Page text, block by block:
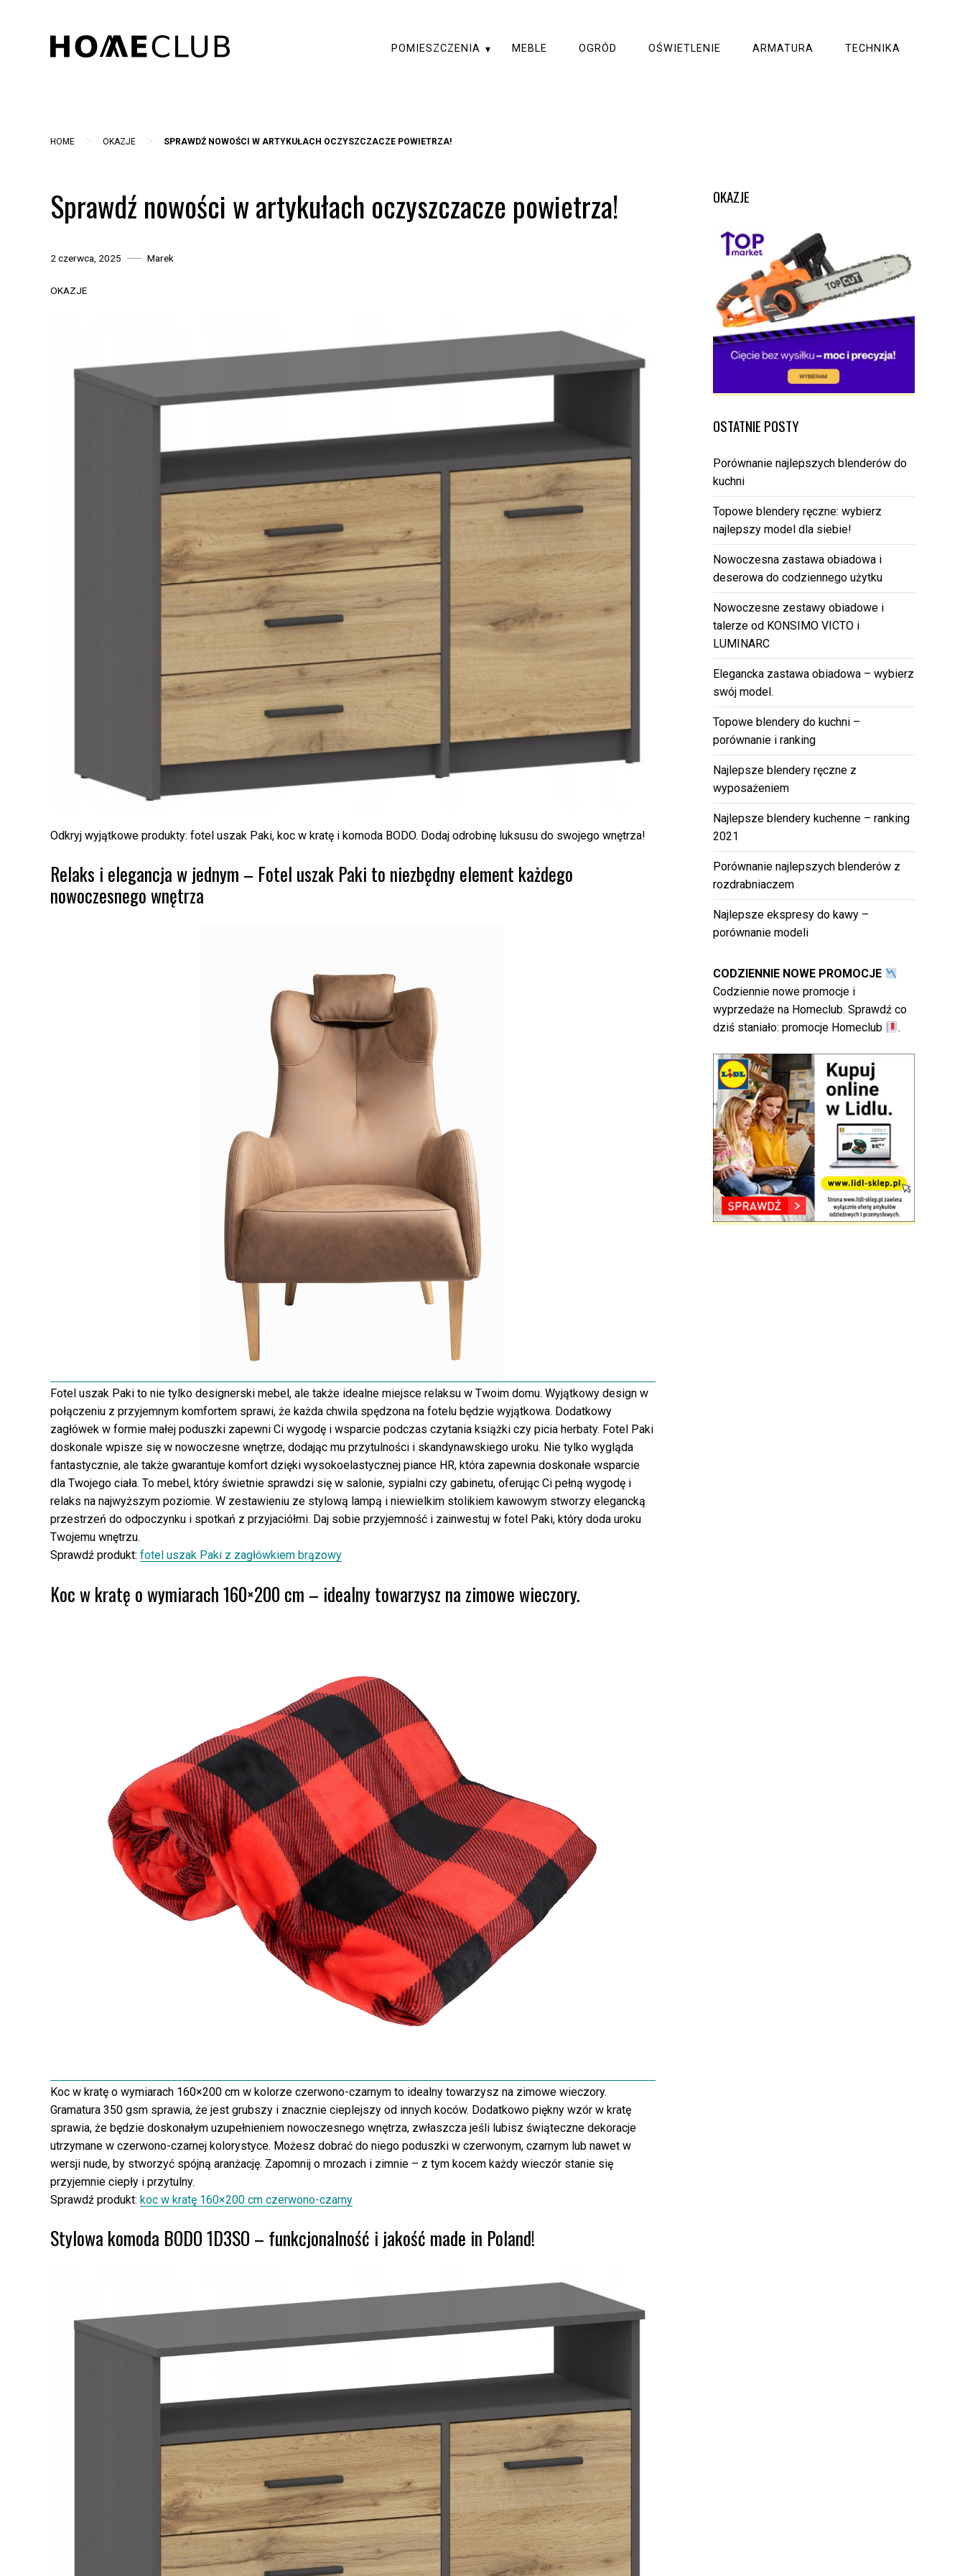
POMIESZCZENIA MEBLE OGRÓD OŚWIETLENIE ARMATURA TECHNIKA
HOME > OKAZJE > SPRAWDŹ NOWOŚCI W ARTYKUŁACH OCZYSZCZACZE POWIETRZA!
Sprawdź nowości w artykułach oczyszczacze powietrza!
2 czerwca, 2025 Marek
OKAZJE
Odkryj wyjątkowe produkty: fotel uszak Paki, koc w kratę i komoda BODO. Dodaj odrobinę luksusu do swojego wnętrza!
Relaks i elegancja w jednym – Fotel uszak Paki to niezbędny element każdego
nowoczesnego wnętrza
Fotel uszak Paki to nie tylko designerski mebel, ale także idealne miejsce relaksu w Twoim domu. Wyjątkowy design w
połączeniu z przyjemnym komfortem sprawi, że każda chwila spędzona na fotelu będzie wyjątkowa. Dodatkowy
zagłówek w formie małej poduszki zapewni Ci wygodę i wsparcie podczas czytania książki czy picia herbaty. Fotel Paki
doskonale wpisze się w nowoczesne wnętrze, dodając mu przytulności i skandynawskiego uroku. Nie tylko wygląda
fantastycznie, ale także gwarantuje komfort dzięki wysokoelastycznej piance HR, która zapewnia doskonałe wsparcie
dla Twojego ciała. To mebel, który świetnie sprawdzi się w salonie, sypialni czy gabinetu, oferując Ci pełną wygodę i
relaks na najwyższym poziomie. W zestawieniu ze stylową lampą i niewielkim stolikiem kawowym stworzy elegancką
przestrzeń do odpoczynku i spotkań z przyjaciółmi. Daj sobie przyjemność i zainwestuj w fotel Paki, który doda uroku
Twojemu wnętrzu.
Sprawdź produkt: fotel uszak Paki z zagłówkiem brązowy
Koc w kratę o wymiarach 160×200 cm – idealny towarzysz na zimowe wieczory.
Koc w kratę o wymiarach 160×200 cm w kolorze czerwono-czarnym to idealny towarzysz na zimowe wieczory.
Gramatura 350 gsm sprawia, że jest grubszy i znacznie cieplejszy od innych koców. Dodatkowo piękny wzór w kratę
sprawia, że będzie doskonałym uzupełnieniem nowoczesnego wnętrza, zwłaszcza jeśli lubisz świąteczne dekoracje
utrzymane w czerwono-czarnej kolorystyce. Możesz dobrać do niego poduszki w czerwonym, czarnym lub nawet w
wersji nude, by stworzyć spójną aranżację. Zapomnij o mrozach i zimnie – z tym kocem każdy wieczór stanie się
przyjemnie ciepły i przytulny.
Sprawdź produkt: koc w kratę 160×200 cm czerwono-czarny
Stylowa komoda BODO 1D3SO – funkcjonalność i jakość made in Poland!
OKAZJE
OSTATNIE POSTY
Porównanie najlepszych blenderów do
kuchni
Topowe blendery ręczne: wybierz
najlepszy model dla siebie!
Nowoczesna zastawa obiadowa i
deserowa do codziennego użytku
Nowoczesne zestawy obiadowe i
talerze od KONSIMO VICTO i
LUMINARC
Elegancka zastawa obiadowa – wybierz
swój model.
Topowe blendery do kuchni –
porównanie i ranking
Najlepsze blendery ręczne z
wyposażeniem
Najlepsze blendery kuchenne – ranking
2021
Porównanie najlepszych blenderów z
rozdrabniaczem
Najlepsze ekspresy do kawy –
porównanie modeli
CODZIENNIE NOWE PROMOCJE
Codziennie nowe promocje i
wyprzedaże na Homeclub. Sprawdź co
dziś staniało: promocje Homeclub .